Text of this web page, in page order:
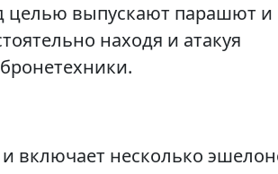
целью выпускают парашют и
находя и атакуя
включает несколько